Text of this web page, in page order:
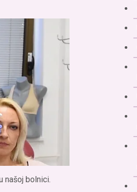
našoj bolnici.